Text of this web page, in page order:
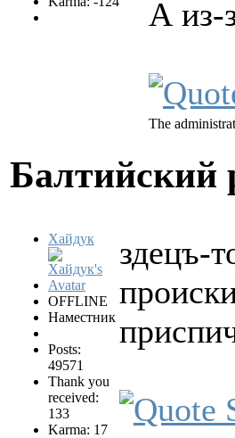
А из-
The
Балтийский
Хайдук
OFFLINE
Наместник
Posts:
49571
Thank you
received:
133
Karma: 17
здецъ-